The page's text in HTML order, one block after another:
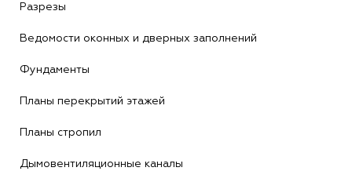
Разрезы
Ведомости оконных и дверных заполнений
Фундаменты
Планы перекрытий этажей
Планы стропил
Дымовентиляционные каналы